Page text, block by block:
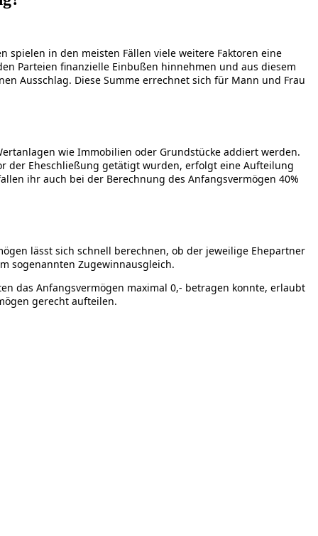
in den meisten Fällen viele weitere Faktoren eine
Parteien finanzielle Einbußen hinnehmen und aus diesem
Ausschlag. Diese Summe errechnet sich für Mann und Frau
wie Immobilien oder Grundstücke addiert werden.
der Eheschließung getätigt wurden, erfolgt eine Aufteilung
ihr auch bei der Berechnung des Anfangsvermögen 40%
lässt sich schnell berechnen, ob der jeweilige Ehepartner
sogenannten Zugewinnausgleich.
das Anfangsvermögen maximal 0,- betragen konnte, erlaubt
gerecht aufteilen.